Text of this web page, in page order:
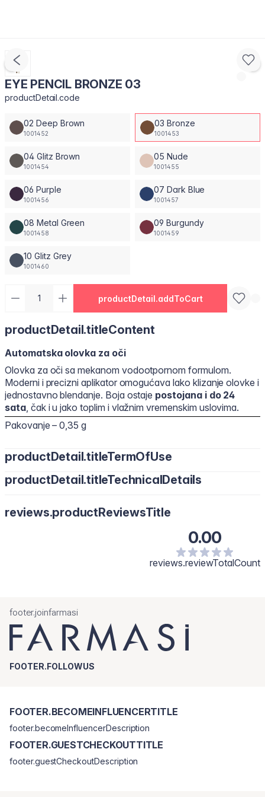
EYE PENCIL BRONZE 03
productDetail.code
02 Deep Brown
1001452
03 Bronze
1001453
04 Glitz Brown
1001454
05 Nude
1001455
06 Purple
1001456
07 Dark Blue
1001457
08 Metal Green
1001458
09 Burgundy
1001459
10 Glitz Grey
1001460
productDetail.addToCart
productDetail.titleContent
Automatska olovka za oči
Olovka za oči sa mekanom vodootpornom formulom.
Moderni i precizni aplikator omogućava lako klizanje olovke i
jednostavno blendanje. Boja ostaje postojana i do 24
sata, čak i u jako toplim i vlažnim vremenskim uslovima.
Pakovanje – 0,35 g
productDetail.titleTermOfUse
productDetail.titleTechnicalDetails
reviews.productReviewsTitle
0.00
reviews.reviewTotalCount
footer.joinfarmasi
FOOTER.FOLLOWUS
FOOTER.BECOMEINFLUENCERTITLE
footer.becomeInfluencerDescription
FOOTER.GUESTCHECKOUTTITLE
footer.guestCheckoutDescription